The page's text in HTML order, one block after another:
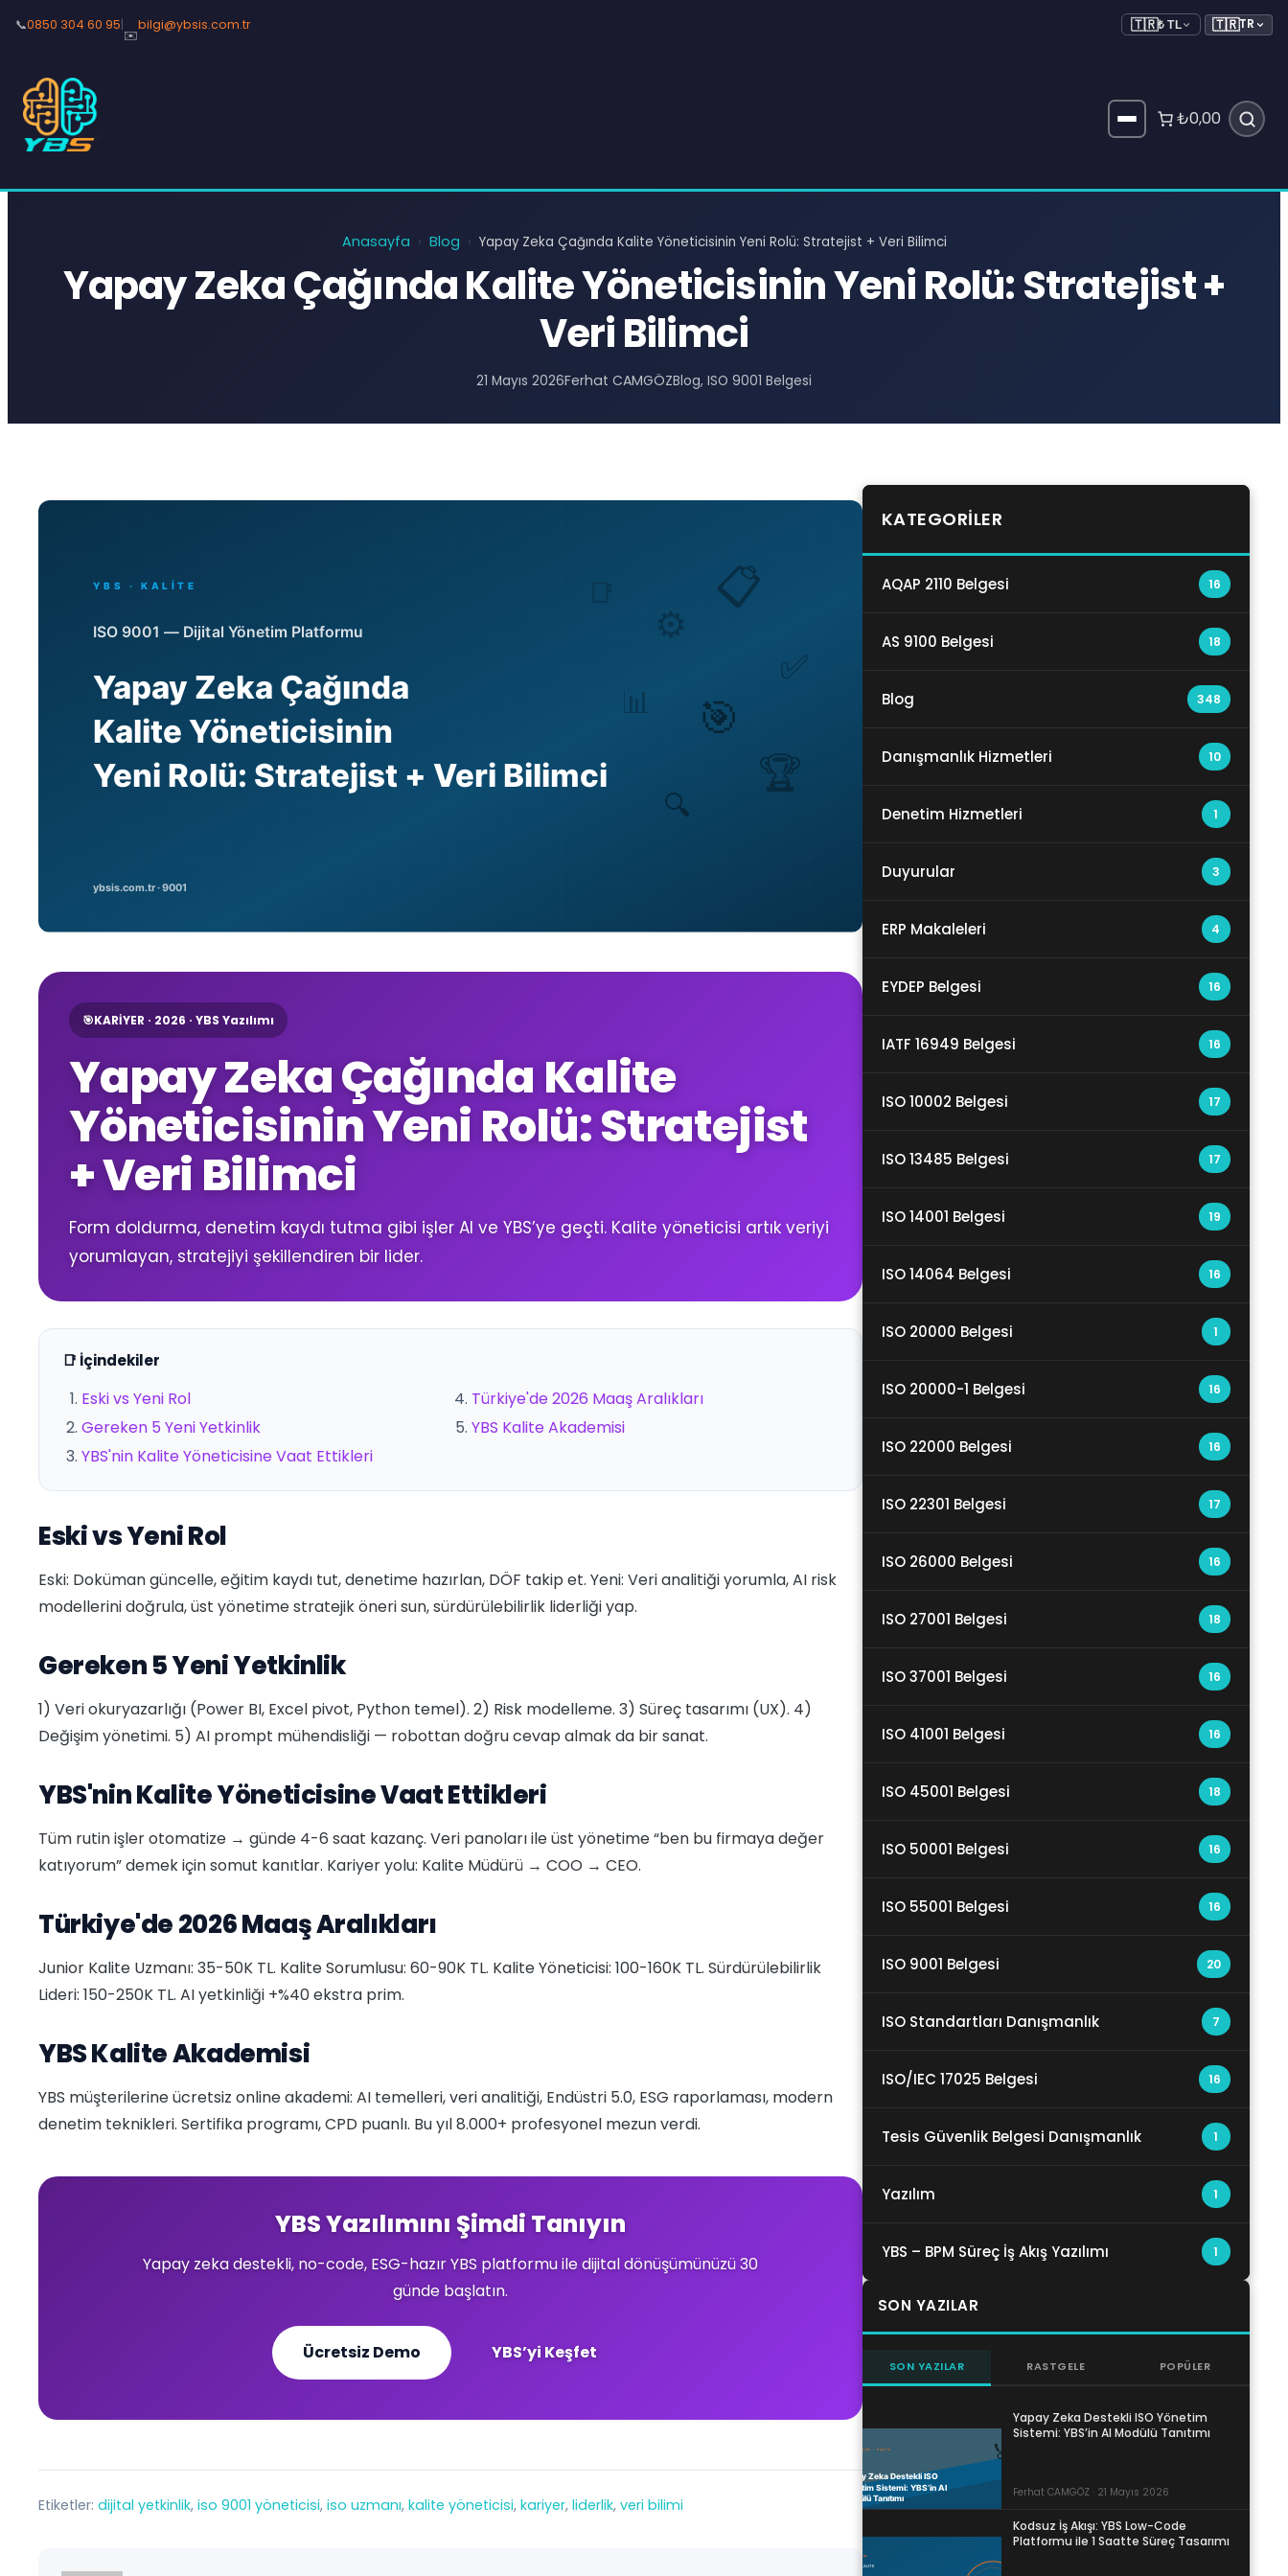
📞0850 304 60 95|
✉️
bilgi@ybsis.com.tr 🇹🇷₺ TL 🇹🇷TR
₺0,00
Anasayfa › Blog › Yapay Zeka Çağında Kalite Yöneticisinin Yeni Rolü: Stratejist + Veri Bilimci
Yapay Zeka Çağında Kalite Yöneticisinin Yeni Rolü: Stratejist +
Veri Bilimci
21 Mayıs 2026Ferhat CAMGÖZBlog, ISO 9001 Belgesi
🎯KARİYER · 2026 · YBS Yazılımı
Yapay Zeka Çağında Kalite
Yöneticisinin Yeni Rolü: Stratejist
+ Veri Bilimci
Form doldurma, denetim kaydı tutma gibi işler AI ve YBS’ye geçti. Kalite yöneticisi artık veriyi
yorumlayan, stratejiyi şekillendiren bir lider.
📑 İçindekiler
Eski vs Yeni Rol
Gereken 5 Yeni Yetkinlik
YBS'nin Kalite Yöneticisine Vaat Ettikleri
Türkiye'de 2026 Maaş Aralıkları
YBS Kalite Akademisi
Eski vs Yeni Rol
Eski: Doküman güncelle, eğitim kaydı tut, denetime hazırlan, DÖF takip et. Yeni: Veri analitiği yorumla, AI risk
modellerini doğrula, üst yönetime stratejik öneri sun, sürdürülebilirlik liderliği yap.
Gereken 5 Yeni Yetkinlik
1) Veri okuryazarlığı (Power BI, Excel pivot, Python temel). 2) Risk modelleme. 3) Süreç tasarımı (UX). 4)
Değişim yönetimi. 5) AI prompt mühendisliği — robottan doğru cevap almak da bir sanat.
YBS'nin Kalite Yöneticisine Vaat Ettikleri
Tüm rutin işler otomatize → günde 4-6 saat kazanç. Veri panoları ile üst yönetime “ben bu firmaya değer
katıyorum” demek için somut kanıtlar. Kariyer yolu: Kalite Müdürü → COO → CEO.
Türkiye'de 2026 Maaş Aralıkları
Junior Kalite Uzmanı: 35-50K TL. Kalite Sorumlusu: 60-90K TL. Kalite Yöneticisi: 100-160K TL. Sürdürülebilirlik
Lideri: 150-250K TL. AI yetkinliği +%40 ekstra prim.
YBS Kalite Akademisi
YBS müşterilerine ücretsiz online akademi: AI temelleri, veri analitiği, Endüstri 5.0, ESG raporlaması, modern
denetim teknikleri. Sertifika programı, CPD puanlı. Bu yıl 8.000+ profesyonel mezun verdi.
YBS Yazılımını Şimdi Tanıyın
Yapay zeka destekli, no-code, ESG-hazır YBS platformu ile dijital dönüşümünüzü 30
günde başlatın.
Ücretsiz Demo YBS’yi Keşfet
Etiketler: dijital yetkinlik, iso 9001 yöneticisi, iso uzmanı, kalite yöneticisi, kariyer, liderlik, veri bilimi
KATEGORILER
AQAP 2110 Belgesi 16
AS 9100 Belgesi 18
Blog 348
Danışmanlık Hizmetleri 10
Denetim Hizmetleri 1
Duyurular 3
ERP Makaleleri 4
EYDEP Belgesi 16
IATF 16949 Belgesi 16
ISO 10002 Belgesi 17
ISO 13485 Belgesi 17
ISO 14001 Belgesi 19
ISO 14064 Belgesi 16
ISO 20000 Belgesi 1
ISO 20000-1 Belgesi 16
ISO 22000 Belgesi 16
ISO 22301 Belgesi 17
ISO 26000 Belgesi 16
ISO 27001 Belgesi 18
ISO 37001 Belgesi 16
ISO 41001 Belgesi 16
ISO 45001 Belgesi 18
ISO 50001 Belgesi 16
ISO 55001 Belgesi 16
ISO 9001 Belgesi 20
ISO Standartları Danışmanlık 7
ISO/IEC 17025 Belgesi 16
Tesis Güvenlik Belgesi Danışmanlık 1
Yazılım 1
YBS – BPM Süreç İş Akış Yazılımı 1
SON YAZILAR
SON YAZILAR RASTGELE POPÜLER
Yapay Zeka Destekli ISO Yönetim
Sistemi: YBS’in AI Modülü Tanıtımı
Ferhat CAMGÖZ · 21 Mayıs 2026
Kodsuz İş Akışı: YBS Low-Code
Platformu ile 1 Saatte Süreç Tasarımı